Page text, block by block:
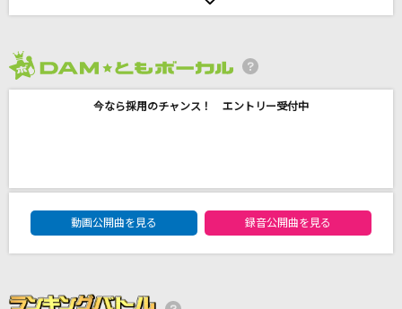
抱きしめたい
桑田佳祐&Mr.Children
AiM
[生音]粉雪
今なら採用のチャンス！ エントリー受付中
DAM★ともボーカルエントリーランキング
動画公開曲を見る
録音公開曲を見る